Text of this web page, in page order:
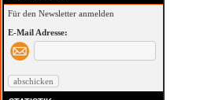
Für den Newsletter anmelden
E-Mail Adresse: